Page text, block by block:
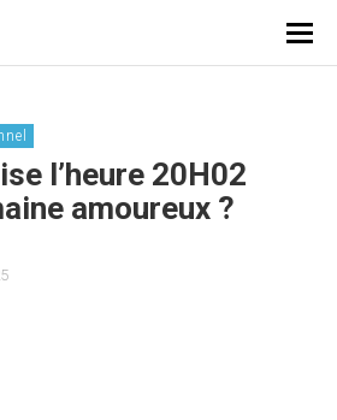
l’heure 20H02
amoureux ?